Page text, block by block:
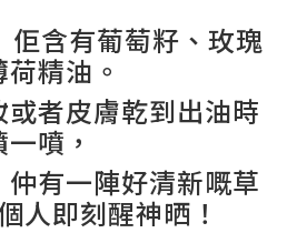
佢含有葡萄籽、玫瑰
荷精油。
者皮膚乾到出油時
一噴，
有一陣好清新嘅草
人即刻醒神晒！